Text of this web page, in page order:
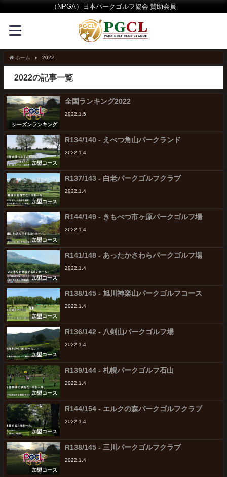
（NPGA）日本パークゴルフ協会 賛助会員
ホーム 2022
2022の記事一覧
シーズンランキング
全国ランキング2022
2022.1.5
加盟コース
R134/140 - えべつ角山パークランド
2022.1.4
加盟コース
R137/143 - 白老パークゴルフクラブ
2022.1.4
加盟コース
R144/149 - きもべつ市ヶ原パークゴルフ場
2022.1.4
加盟コース
R141/148 - あったかさわらパークゴルフ場
2022.1.4
加盟コース
R138/145 - 旭川神楽山パークゴルフコース
2022.1.4
加盟コース
R136/142 - 八剣山パークゴルフ場
2022.1.4
加盟コース
R139/144 - 札幌パークゴルフ石山
2022.1.4
加盟コース
R144/154 - エルクの森パークゴルフクラブ
2022.1.4
加盟コース
R138/145 - 三川パークゴルフクラブ
2022.1.4